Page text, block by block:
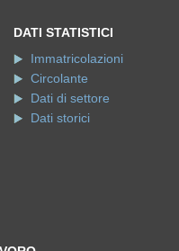
Circolante
Dati di settore
Dati storici